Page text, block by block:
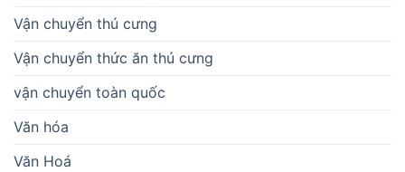
Vận chuyển thú cưng
Vận chuyển thức ăn thú cưng
vận chuyển toàn quốc
Văn hóa
Văn Hoá